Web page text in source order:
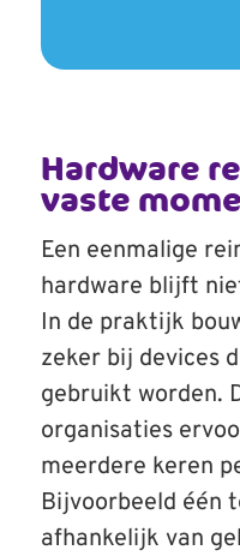
Hardware
vaste
Een eenmalige
hardware blijft
In de praktijk
zeker bij devices
gebruikt worden.
organisaties
meerdere keren
Bijvoorbeeld één
afhankelijk van